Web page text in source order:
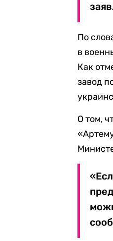
По
в
Как
завод
О том,